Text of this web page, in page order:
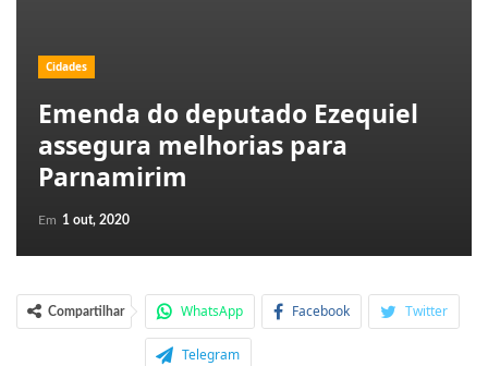
Cidades
Emenda do deputado Ezequiel
assegura melhorias para
Parnamirim
Em 1 out, 2020
Compartilhar WhatsApp Facebook Twitter
Telegram